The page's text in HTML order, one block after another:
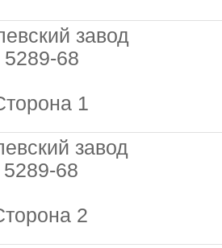
завод
68
1
завод
68
2